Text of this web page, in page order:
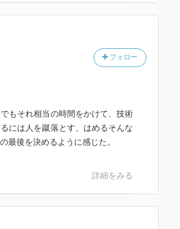
フォロー
もそれ相当の時間をかけて、技術
には人を蹴落とす、はめるそんな
最後を決めるように感じた。
詳細をみる